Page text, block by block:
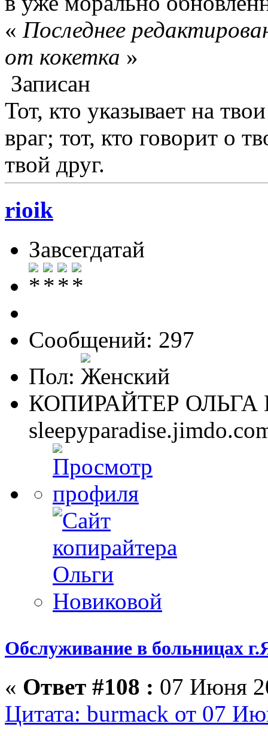
« Последнее
от кокетка »
Записан
Тот, кто указывает на
враг; тот, кто говорит о
твой друг.
rioik
Завсегдатай
Сообщений: 297
Пол:
КОПИРАЙТЕР
Обслуживание в больницах
« Ответ #108 : 07 Июня
Цитата: burmack от 07